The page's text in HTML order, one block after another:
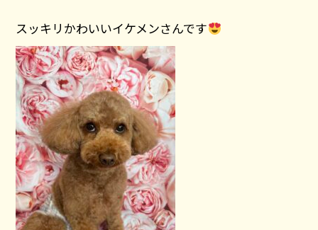
スッキリかわいいイケメンさんです